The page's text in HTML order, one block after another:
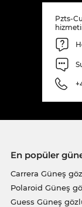
Pzts-
En popüler
Carrera Güneş
Polaroid Güneş
Guess Güneş